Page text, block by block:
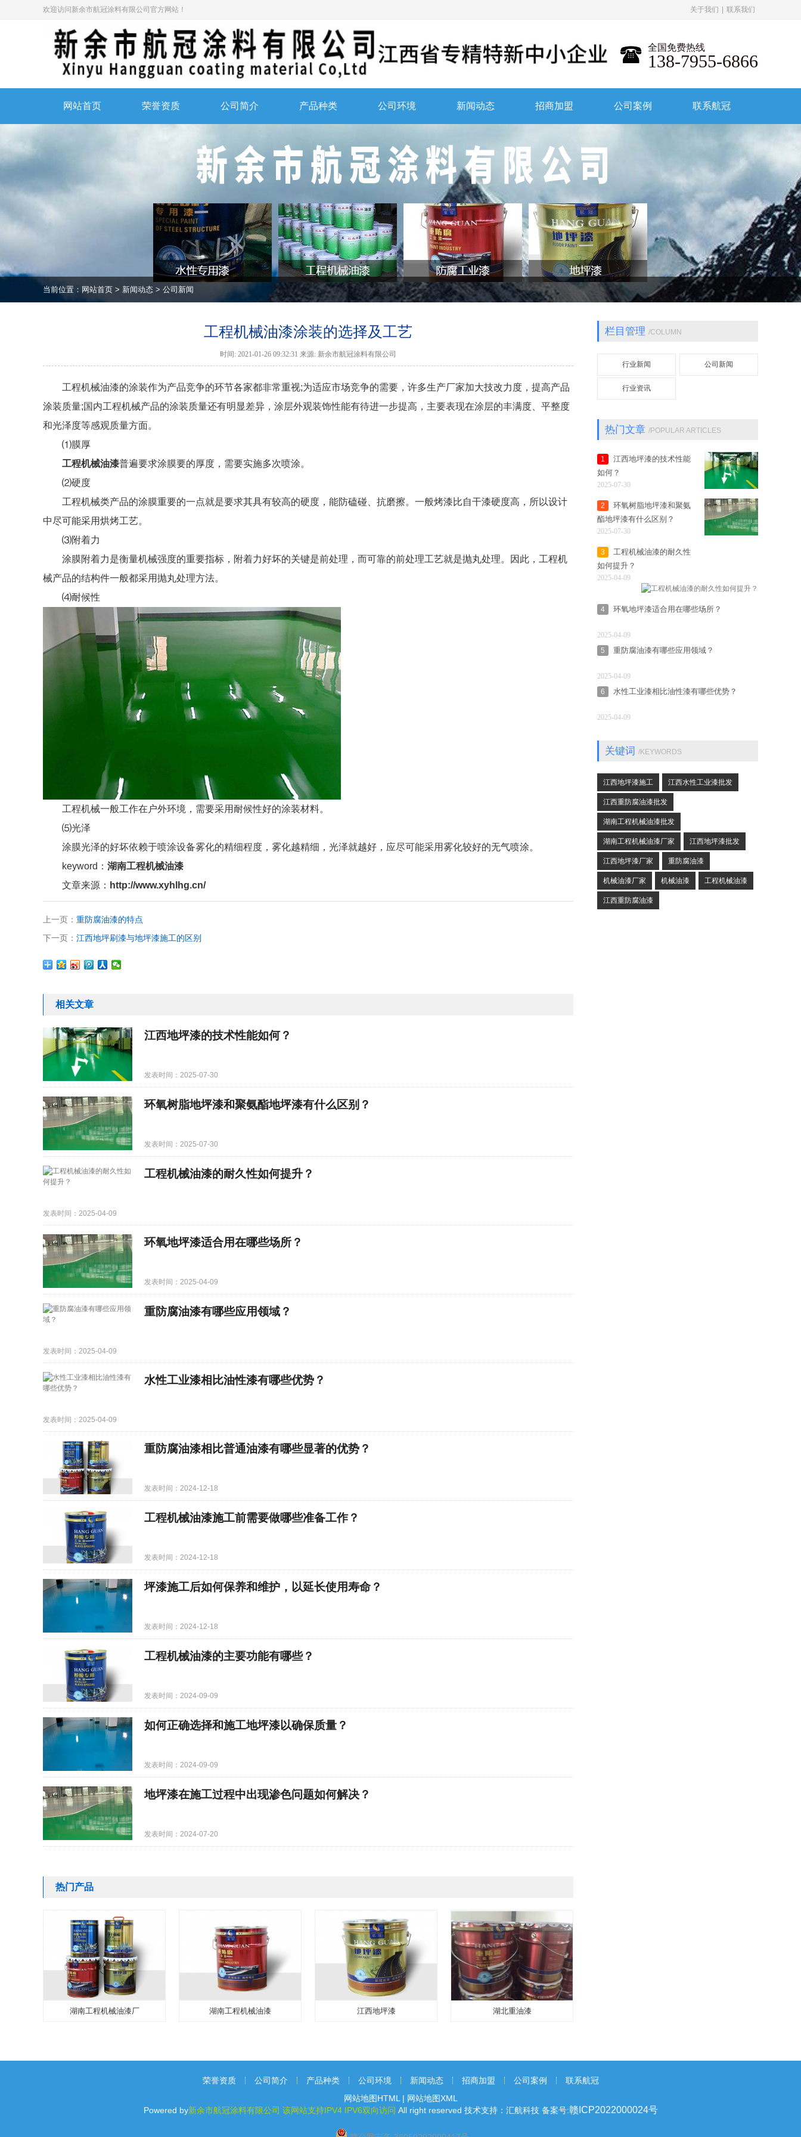
关于我们 联系我们
欢迎访问新余市航冠涂料有限公司官方网站！
全国免费热线
138-7955-6866
网站首页 荣誉资质 公司简介 产品种类 公司环境 新闻动态 招商加盟 公司案例 联系航冠
当前位置： 网站首页 > 新闻动态 > 公司新闻
工程机械油漆涂装的选择及工艺
时间: 2021-01-26 09:32:31 来源: 新余市航冠涂料有限公司
工程机械油漆的涂装作为产品竞争的环节各家都非常重视;为适应市场竞争的需要，许多生产厂家加大技改力度，提高产品
涂装质量;国内工程机械产品的涂装质量还有明显差异，涂层外观装饰性能有待进一步提高，主要表现在涂层的丰满度、平整度
和光泽度等感观质量方面。
⑴膜厚
工程机械油漆普遍要求涂膜要的厚度，需要实施多次喷涂。
⑵硬度
工程机械类产品的涂膜重要的一点就是要求其具有较高的硬度，能防磕碰、抗磨擦。一般烤漆比自干漆硬度高，所以设计
中尽可能采用烘烤工艺。
⑶附着力
涂膜附着力是衡量机械强度的重要指标，附着力好坏的关键是前处理，而可靠的前处理工艺就是抛丸处理。因此，工程机
械产品的结构件一般都采用抛丸处理方法。
⑷耐候性
工程机械一般工作在户外环境，需要采用耐候性好的涂装材料。
⑸光泽
涂膜光泽的好坏依赖于喷涂设备雾化的精细程度，雾化越精细，光泽就越好，应尽可能采用雾化较好的无气喷涂。
keyword： 湖南工程机械油漆
文章来源： http://www.xyhlhg.cn/
上一页： 重防腐油漆的特点
下一页： 江西地坪刷漆与地坪漆施工的区别
相关文章
江西地坪漆的技术性能如何？
发表时间：2025-07-30
环氧树脂地坪漆和聚氨酯地坪漆有什么区别？
发表时间：2025-07-30
工程机械油漆的耐久性如何提升？
发表时间：2025-04-09
环氧地坪漆适合用在哪些场所？
发表时间：2025-04-09
重防腐油漆有哪些应用领域？
发表时间：2025-04-09
水性工业漆相比油性漆有哪些优势？
发表时间：2025-04-09
重防腐油漆相比普通油漆有哪些显著的优势？
发表时间：2024-12-18
工程机械油漆施工前需要做哪些准备工作？
发表时间：2024-12-18
坪漆施工后如何保养和维护，以延长使用寿命？
发表时间：2024-12-18
工程机械油漆的主要功能有哪些？
发表时间：2024-09-09
如何正确选择和施工地坪漆以确保质量？
发表时间：2024-09-09
地坪漆在施工过程中出现渗色问题如何解决？
发表时间：2024-07-20
热门产品
湖南工程机械油漆厂 湖南工程机械油漆 江西地坪漆 湖北重油漆
栏目管理 /COLUMN
行业新闻 公司新闻
行业资讯
热门文章 /POPULAR ARTICLES
1
江西地坪漆的技术性能
如何？
2025-07-30
2
环氧树脂地坪漆和聚氨
酯地坪漆有什么区别？
2025-07-30
3
工程机械油漆的耐久性
如何提升？
2025-04-09
4 环氧地坪漆适合用在哪些场所？
2025-04-09
5
重防腐油漆有哪些应用领域？
2025-04-09
6
水性工业漆相比油性漆有哪些优势？
2025-04-09
关键词 /KEYWORDS
江西地坪漆施工 江西水性工业漆批发
江西重防腐油漆批发
湖南工程机械油漆批发
湖南工程机械油漆厂家 江西地坪漆批发
江西地坪漆厂家 重防腐油漆
机械油漆厂家 机械油漆 工程机械油漆
江西重防腐油漆
荣誉资质 公司简介 产品种类 公司环境 新闻动态 招商加盟 公司案例
联系航冠
网站地图HTML| 网站地图XML
Powered by新余市航冠涂料有限公司 该网站支持IPV4 IPV6双向访问 All rightreserved 技术支持：汇航科技 备案号:赣ICP2022000024号